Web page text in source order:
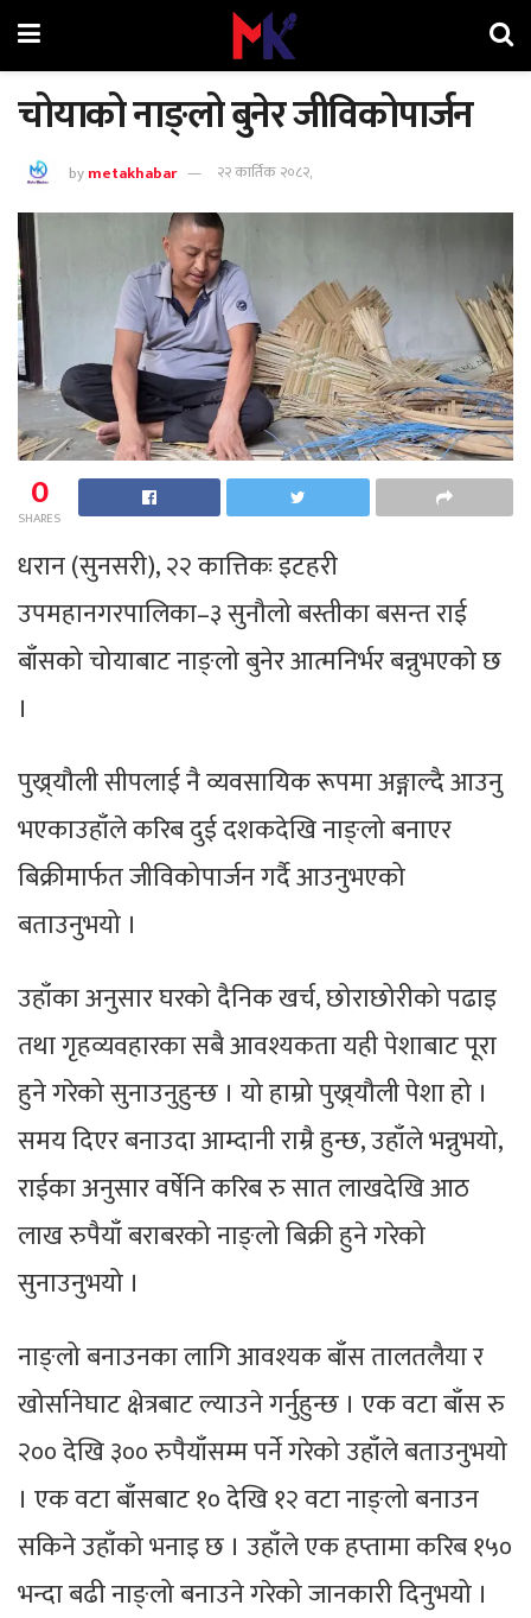
चोयाको नाङ्लो बुनेर जीविकोपार्जन
bymetakhabar २२ कार्तिक २०८२,
0
SHARES
धरान (सुनसरी), २२ कात्तिकः इटहरी
उपमहानगरपालिका–३ सुनौलो बस्तीका बसन्त राई
बाँसको चोयाबाट नाङ्लो बुनेर आत्मनिर्भर बन्नुभएको छ
।
पुख्र्यौली सीपलाई नै व्यवसायिक रूपमा अङ्गाल्दै आउनु
भएकाउहाँले करिब दुई दशकदेखि नाङ्लो बनाएर
बिक्रीमार्फत जीविकोपार्जन गर्दै आउनुभएको
बताउनुभयो ।
उहाँका अनुसार घरको दैनिक खर्च, छोराछोरीको पढाइ
तथा गृहव्यवहारका सबै आवश्यकता यही पेशाबाट पूरा
हुने गरेको सुनाउनुहुन्छ । यो हाम्रो पुख्र्यौली पेशा हो ।
समय दिएर बनाउदा आम्दानी राम्रै हुन्छ, उहाँले भन्नुभयो,
राईका अनुसार वर्षेनि करिब रु सात लाखदेखि आठ
लाख रुपैयाँ बराबरको नाङ्लो बिक्री हुने गरेको
सुनाउनुभयो ।
नाङ्लो बनाउनका लागि आवश्यक बाँस तालतलैया र
खोर्सानेघाट क्षेत्रबाट ल्याउने गर्नुहुन्छ । एक वटा बाँस रु
२०० देखि ३०० रुपैयाँसम्म पर्ने गरेको उहाँले बताउनुभयो
। एक वटा बाँसबाट १० देखि १२ वटा नाङ्लो बनाउन
सकिने उहाँको भनाइ छ । उहाँले एक हप्तामा करिब १५०
भन्दा बढी नाङ्लो बनाउने गरेको जानकारी दिनुभयो ।